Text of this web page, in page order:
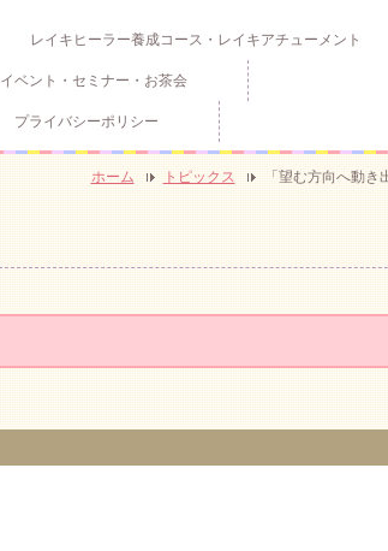
レイキヒーラー養成コース・レイキアチューメント
イベント・セミナー・お茶会
プライバシーポリシー
ホーム トピックス 「望む方向へ動き